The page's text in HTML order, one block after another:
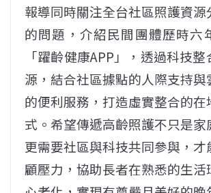
報導同時關注全台社區照護資源
的問題，介紹民間團體歷時六
「躍齡健康APP」，透過科技
源，結合社區據點的人際支持與
的便利服務，打造虛實整合的在
式。希望傳遞高齡照護不只是家
更需要社區與科技共同參與，才
顧壓力，協助長者在熟悉的生活